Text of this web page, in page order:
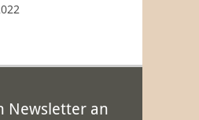
Newsletter an